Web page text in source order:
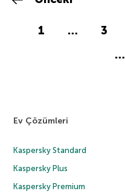
1 … 3
…
Ev Çözümleri
Kaspersky Standard
Kaspersky Plus
Kaspersky Premium